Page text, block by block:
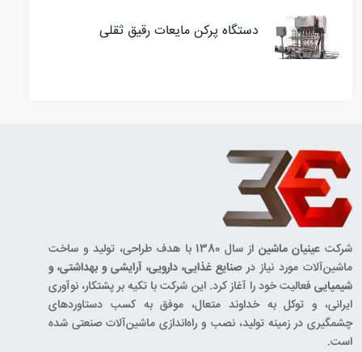
دستگاه پرکن مایعات رقیق ثقلی
شرکت عینیان ماشین
از سال 1380 با هدف طراحی، تولید و ساخت
ماشین‌آلات مورد نیاز درصنایع غذایی، دارویی، آرایشی و بهداشتی، و
شیمیاییفعالیت خود را آغاز کرد. این شرکت با تکیه بر پشتکار، نوآوری
ایرانی، و توکل به خداوند متعال، موفق به کسب دستاوردهای
چشمگیری در زمینه تولید، نصب و راه‌اندازی ماشین‌آلات صنعتی شده
است.